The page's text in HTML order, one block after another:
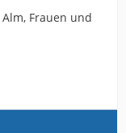
Frauen und